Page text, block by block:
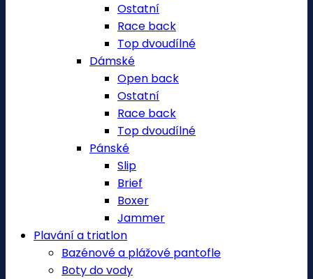
Ostatní
Race back
Top dvoudílné
Dámské
Open back
Ostatní
Race back
Top dvoudílné
Pánské
Slip
Brief
Boxer
Jammer
Plavání a triatlon
Bazénové a plážové pantofle
Boty do vody